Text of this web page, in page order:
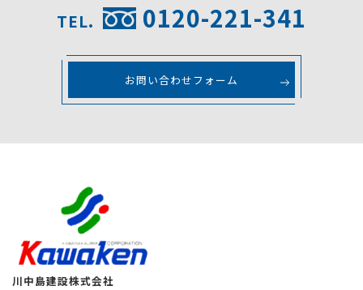
TEL. 0120-221-341
お問い合わせフォーム
川中島建設株式会社